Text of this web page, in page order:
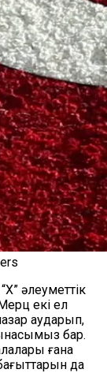
әлеуметтік
екі ел
аударып,
бар.
ғана
да